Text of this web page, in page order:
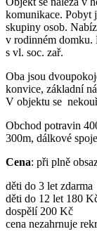
komunikace. Pobyt
skupiny osob.
v rodinném domku.
s vl. soc. zař.
Oba jsou
konvice, základní
V objektu se
Obchod potravin
300m, dálkové
Cena: při plně
děti do 3 let zdarma
děti do 12 let 180
dospělí 200 Kč
cena nezahrnuje